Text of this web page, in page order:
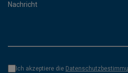
Nachricht
Ich akzeptiere die